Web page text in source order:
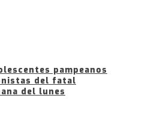
pampeanos
del fatal
del lunes